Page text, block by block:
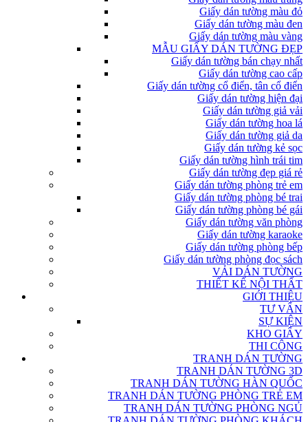
Giấy dán tường màu đỏ
Giấy dán tường màu đen
Giấy dán tường màu vàng
MẪU GIẤY DÁN TƯỜNG ĐẸP
Giấy dán tường bán chạy nhất
Giấy dán tường cao cấp
Giấy dán tường cổ điển, tân cổ điển
Giấy dán tường hiện đại
Giấy dán tường giả vải
Giấy dán tường hoa lá
Giấy dán tường giả da
Giấy dán tường kẻ sọc
Giấy dán tường hình trái tim
Giấy dán tường đẹp giá rẻ
Giấy dán tường phòng trẻ em
Giấy dán tường phòng bé trai
Giấy dán tường phòng bé gái
Giấy dán tường văn phòng
Giấy dán tường karaoke
Giấy dán tường phòng bếp
Giấy dán tường phòng đọc sách
VẢI DÁN TƯỜNG
THIẾT KẾ NỘI THẤT
GIỚI THIỆU
TƯ VẤN
SỰ KIỆN
KHO GIẤY
THI CÔNG
TRANH DÁN TƯỜNG
TRANH DÁN TƯỜNG 3D
TRANH DÁN TƯỜNG HÀN QUỐC
TRANH DÁN TƯỜNG PHÒNG TRẺ EM
TRANH DÁN TƯỜNG PHÒNG NGỦ